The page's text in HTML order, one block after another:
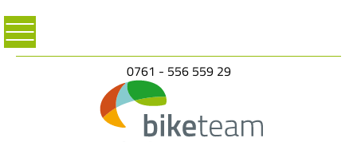
0761 - 556 559 29